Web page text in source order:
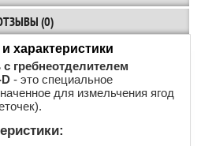
(0)
характеристики
гребнеотделителем
- это специальное
для измельчения ягод